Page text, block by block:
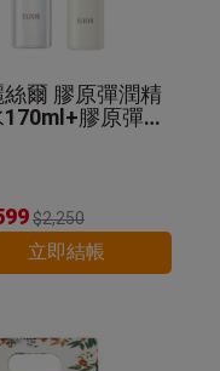
爾 膠原彈潤精
膠原彈潤
$2,250
立即結帳